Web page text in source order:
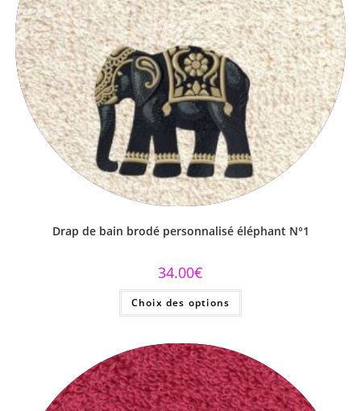
Drap de bain brodé personnalisé éléphant N°1
34.00€
Choix des options